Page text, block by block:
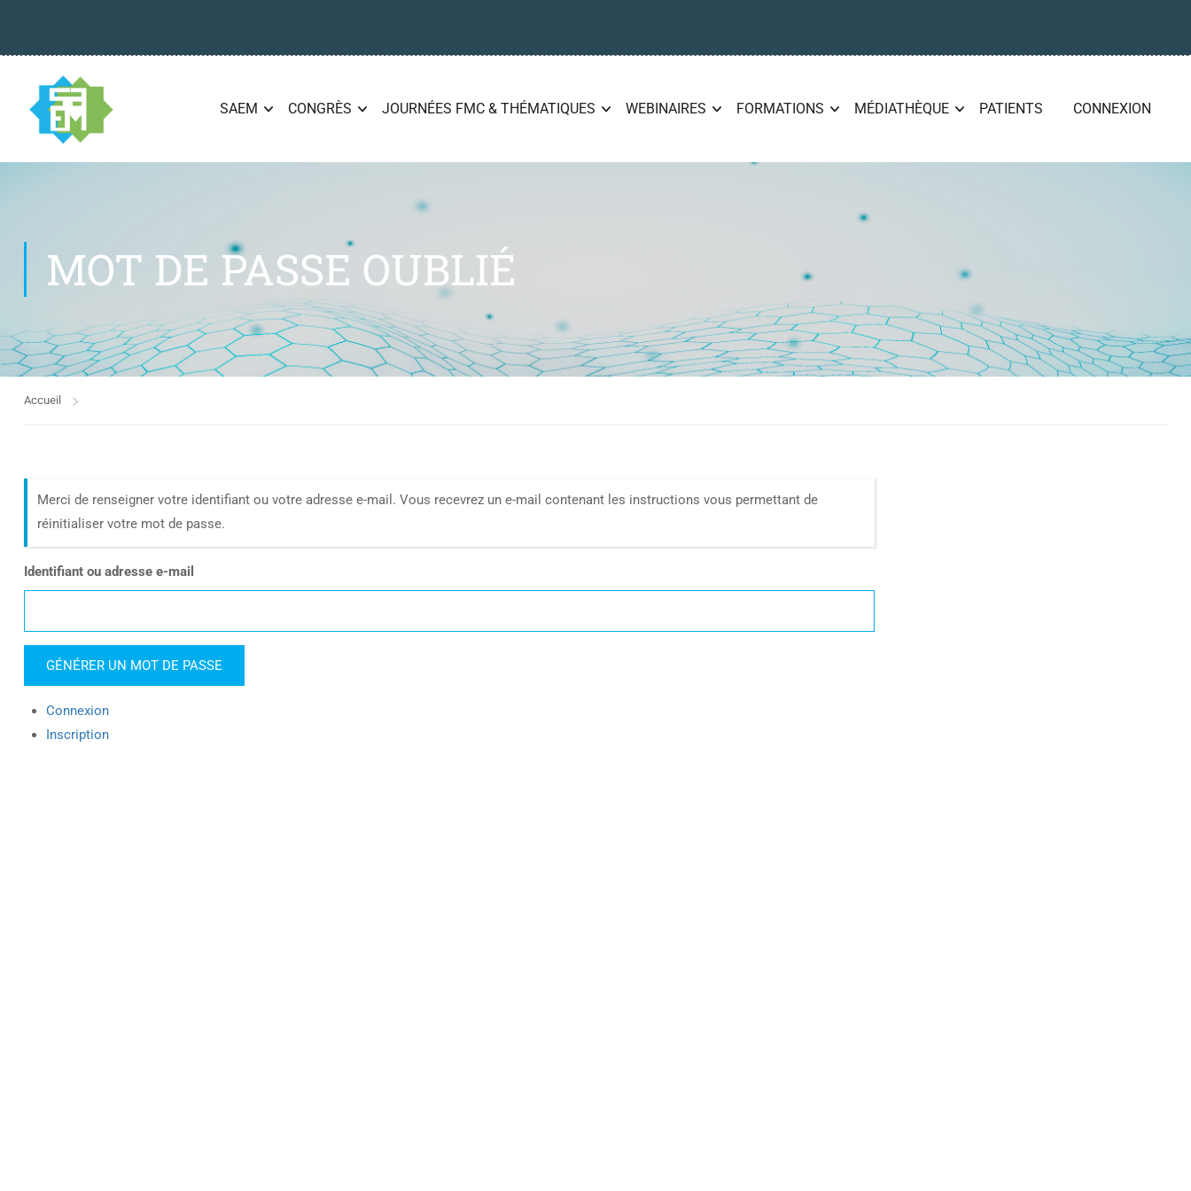
SAEM CONGRÈS JOURNÉES FMC & THÉMATIQUES WEBINAIRES FORMATIONS MÉDIATHÈQUE PATIENTS CONNEXION
MOT DE PASSE OUBLIÉ
Accueil
Merci de renseigner votre identifiant ou votre adresse e-mail. Vous recevrez un e-mail contenant les instructions vous permettant de
réinitialiser votre mot de passe.
Identifiant ou adresse e-mail
GÉNÉRER UN MOT DE PASSE
Connexion
Inscription